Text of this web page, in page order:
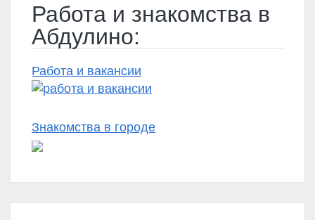
Работа и знакомства в
Абдулино:
Работа и вакансии
Знакомства в городе